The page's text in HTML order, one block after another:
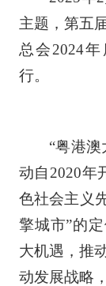
主题，第五
总会2024
行。
“粤港澳大
动自2020年
色社会主义
擎城市”的
大机遇，推
动发展战略